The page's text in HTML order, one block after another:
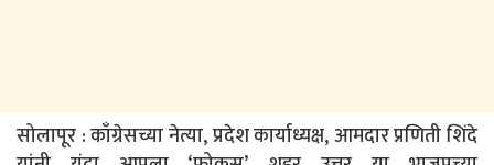
सोलापूर : काँग्रेसच्या नेत्या, प्रदेश कार्याध्यक्ष, आमदार प्रणिती शिंदे